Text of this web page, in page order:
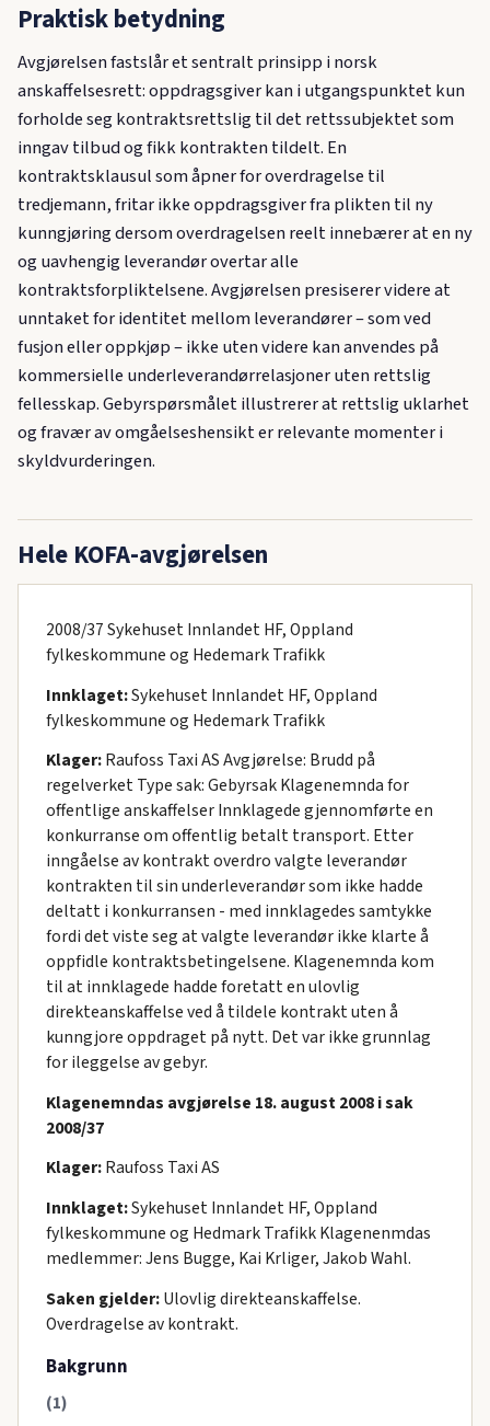
Praktisk betydning
Avgjørelsen fastslår et sentralt prinsipp i norsk
anskaffelsesrett: oppdragsgiver kan i utgangspunktet kun
forholde seg kontraktsrettslig til det rettssubjektet som
inngav tilbud og fikk kontrakten tildelt. En
kontraktsklausul som åpner for overdragelse til
tredjemann, fritar ikke oppdragsgiver fra plikten til ny
kunngjøring dersom overdragelsen reelt innebærer at en ny
og uavhengig leverandør overtar alle
kontraktsforpliktelsene. Avgjørelsen presiserer videre at
unntaket for identitet mellom leverandører – som ved
fusjon eller oppkjøp – ikke uten videre kan anvendes på
kommersielle underleverandørrelasjoner uten rettslig
fellesskap. Gebyrspørsmålet illustrerer at rettslig uklarhet
og fravær av omgåelseshensikt er relevante momenter i
skyldvurderingen.
Hele KOFA-avgjørelsen
2008/37 Sykehuset Innlandet HF, Oppland
fylkeskommune og Hedemark Trafikk
Innklaget:Sykehuset Innlandet HF, Oppland
fylkeskommune og Hedemark Trafikk
Klager:Raufoss Taxi AS Avgjørelse: Brudd på
regelverket Type sak: Gebyrsak Klagenemnda for
offentlige anskaffelser Innklagede gjennomførte en
konkurranse om offentlig betalt transport. Etter
inngåelse av kontrakt overdro valgte leverandør
kontrakten til sin underleverandør som ikke hadde
deltatt i konkurransen - med innklagedes samtykke
fordi det viste seg at valgte leverandør ikke klarte å
oppfidle kontraktsbetingelsene. Klagenemnda kom
til at innklagede hadde foretatt en ulovlig
direkteanskaffelse ved å tildele kontrakt uten å
kunngjore oppdraget på nytt. Det var ikke grunnlag
for ileggelse av gebyr.
Klagenemndas avgjørelse 18. august 2008 i sak
2008/37
Klager:Raufoss Taxi AS
Innklaget:Sykehuset Innlandet HF, Oppland
fylkeskommune og Hedmark Trafikk Klagenenmdas
medlemmer: Jens Bugge, Kai Krliger, Jakob Wahl.
Saken gjelder:Ulovlig direkteanskaffelse.
Overdragelse av kontrakt.
Bakgrunn
(1)